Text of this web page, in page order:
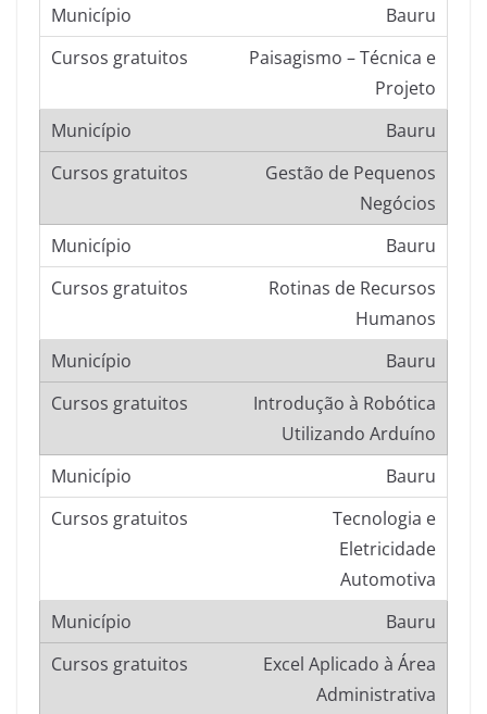
Bauru
Paisagismo – Técnica e
Projeto
Bauru
Gestão de Pequenos
Negócios
Bauru
Rotinas de Recursos
Humanos
Bauru
Introdução à Robótica
Utilizando Arduíno
Bauru
Tecnologia e
Eletricidade
Automotiva
Bauru
Excel Aplicado à Área
Administrativa